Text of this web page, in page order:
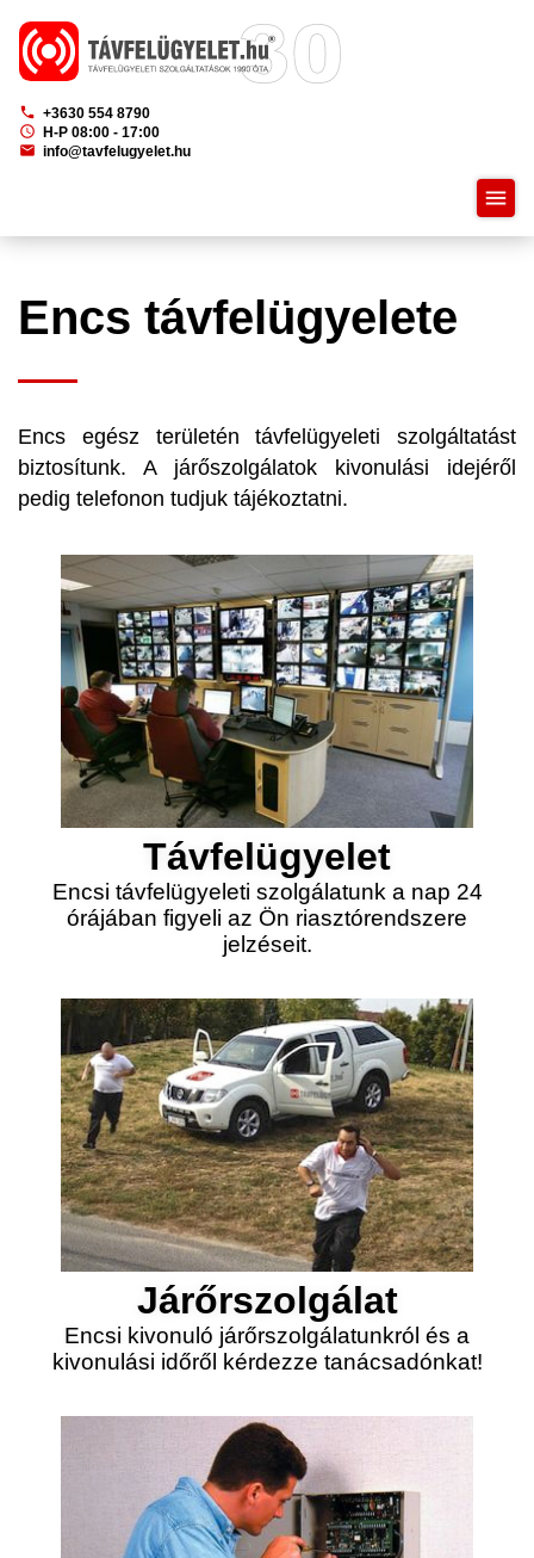
phone +3630 554 8790
schedule
H-P 08:00 - 17:00
mail info@tavfelugyelet.hu
menu
Encs távfelügyelete
Encs egész területén távfelügyeleti szolgáltatást
biztosítunk. A járőszolgálatok kivonulási idejéről
pedig telefonon tudjuk tájékoztatni.
Távfelügyelet
Encsi távfelügyeleti szolgálatunk a nap 24
órájában figyeli az Ön riasztórendszere
jelzéseit.
Járőrszolgálat
Encsi kivonuló járőrszolgálatunkról és a
kivonulási időről kérdezze tanácsadónkat!